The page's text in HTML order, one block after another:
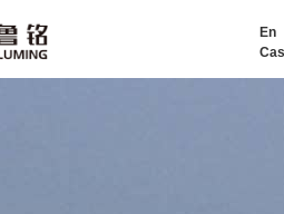
En